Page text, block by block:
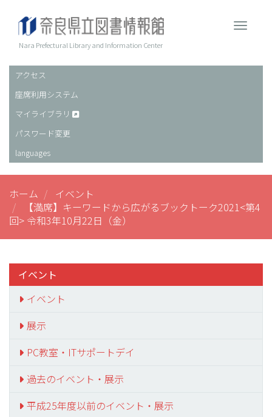
Nara Prefectural Library and Information Center
ヘ
ッ
ダ
ー
アクセス
座席利用システム
マイライブラリ
パスワード変更
languages
ホーム
イベント
【満席】キーワードから広がるブックトーク2021<第4
回> 令和3年10月22日（金）
イベント
イベント
展示
PC教室・ITサポートデイ
過去のイベント・展示
平成25年度以前のイベント・展示